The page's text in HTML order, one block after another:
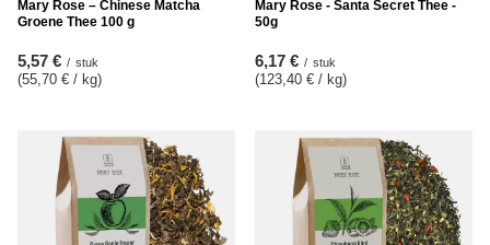
Mary Rose – Chinese Matcha
Groene Thee 100 g
5,57 € / stuk
(55,70 € / kg)
Mary Rose - Santa Secret Thee -
50g
6,17 € / stuk
(123,40 € / kg)